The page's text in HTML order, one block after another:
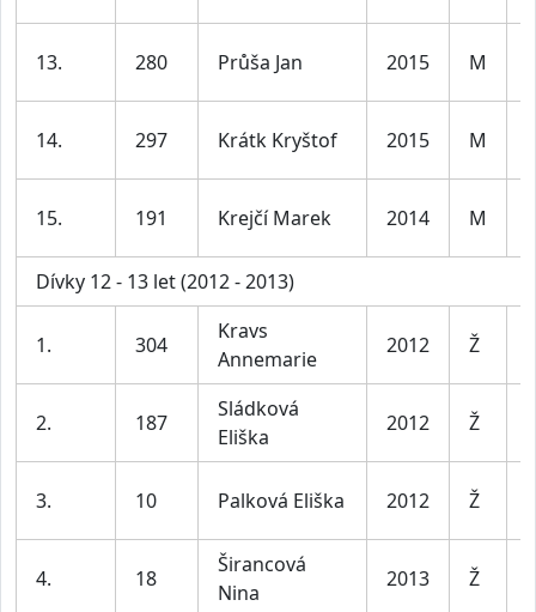
13. 280 Průša Jan 2015 M
14. 297 Krátk Kryštof 2015 M
15. 191 Krejčí Marek 2014 M
Dívky 12 - 13 let (2012 - 2013)
1. 304
Kravs
Annemarie
2012 Ž
2. 187
Sládková
Eliška
2012 Ž
3. 10 Palková Eliška 2012 Ž
4. 18
Širancová
Nina
2013 Ž